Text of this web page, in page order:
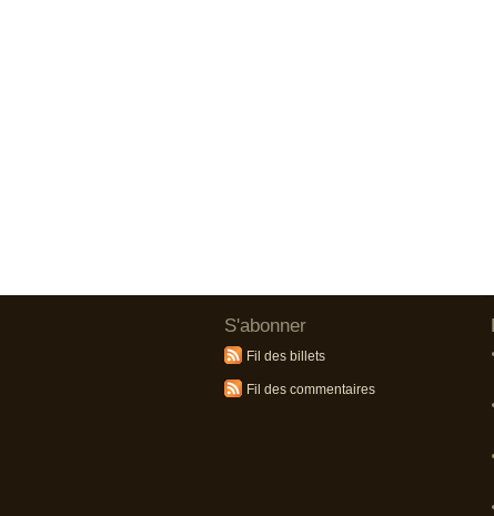
S'abonner
Fil des billets
Fil des commentaires